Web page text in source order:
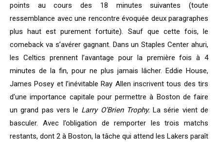
points au cours des 18 minutes suivantes (toute
ressemblance avec une rencontre évoquée deux paragraphes
plus haut est purement fortuite). Sauf que cette fois, le
comeback va s’avérer gagnant. Dans un Staples Center ahuri,
les Celtics prennent l’avantage pour la première fois à 4
minutes de la fin, pour ne plus jamais lâcher. Eddie House,
James Posey et l’inévitable Ray Allen inscrivent tous des tirs
d’une importance capitale pour permettre à Boston de faire
un grand pas vers le Larry O’Brien Trophy.La série vient de
basculer. Avec l’obligation de remporter les trois matchs
restants, dont 2 à Boston, la tâche qui attend les Lakers paraît